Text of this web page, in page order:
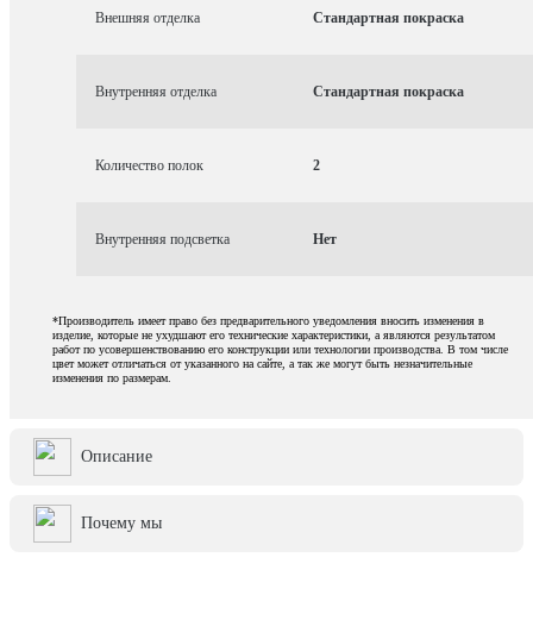
Внешняя отделка Стандартная покраска
Внутренняя отделка Стандартная покраска
Количество полок 2
Внутренняя подсветка Нет
*Производитель имеет право без предварительного уведомления вносить изменения в
изделие, которые не ухудшают его технические характеристики, а являются результатом
работ по усовершенствованию его конструкции или технологии производства. В том числе
цвет может отличаться от указанного на сайте, а так же могут быть незначительные
изменения по размерам.
Описание
Почему мы